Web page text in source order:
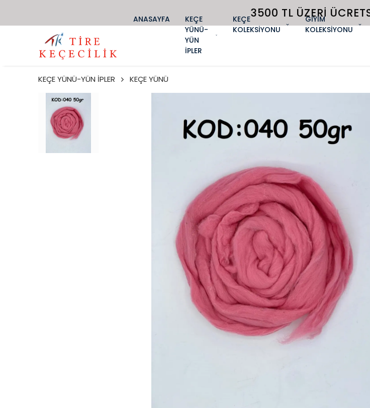
3500 TL ÜZERI
ANASAYFA
KEÇE
YÜNÜ-
YÜN
İPLER
KEÇE
KOLEKSİYONU
GİYİM
KOLEKSİYONU
KEÇE YÜNÜ-YÜN İPLER KEÇE YÜNÜ